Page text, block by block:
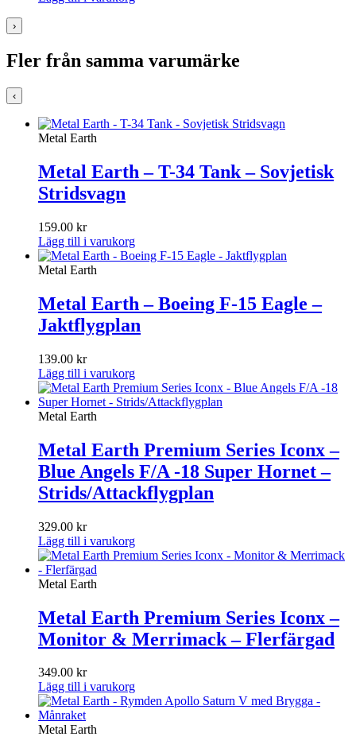
›
Fler från samma varumärke
‹
Metal Earth
Metal Earth – T-34 Tank – Sovjetisk
Stridsvagn
159.00 kr
Lägg till i varukorg
Metal Earth
Metal Earth – Boeing F-15 Eagle –
Jaktflygplan
139.00 kr
Lägg till i varukorg
Metal Earth
Metal Earth Premium Series Iconx –
Blue Angels F/A -18 Super Hornet –
Strids/Attackflygplan
329.00 kr
Lägg till i varukorg
Metal Earth
Metal Earth Premium Series Iconx –
Monitor & Merrimack – Flerfärgad
349.00 kr
Lägg till i varukorg
Metal Earth